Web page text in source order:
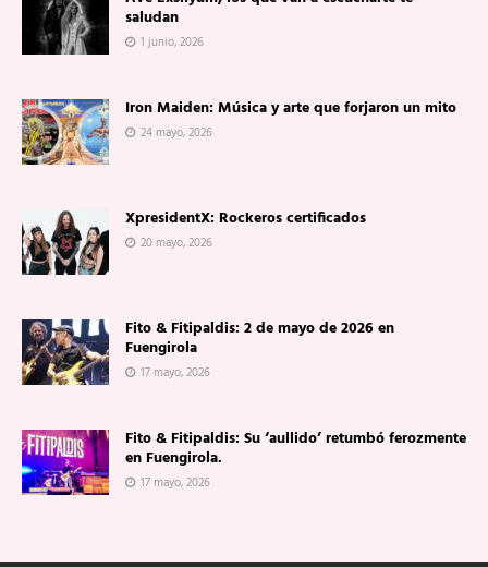
saludan
1 junio, 2026
Iron Maiden: Música y arte que forjaron un mito
24 mayo, 2026
XpresidentX: Rockeros certificados
20 mayo, 2026
Fito & Fitipaldis: 2 de mayo de 2026 en
Fuengirola
17 mayo, 2026
Fito & Fitipaldis: Su ‘aullido’ retumbó ferozmente
en Fuengirola.
17 mayo, 2026